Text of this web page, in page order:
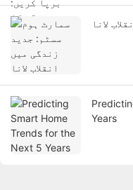
لانا
Years